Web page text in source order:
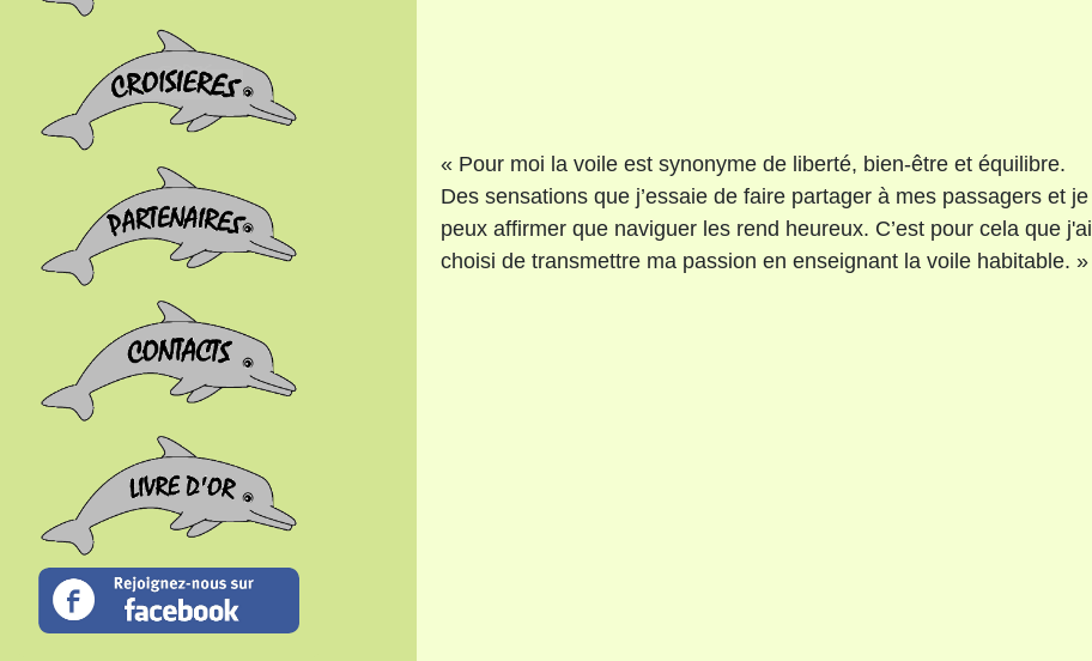
« Pour moi la voile est synonyme de liberté, bien-être et équilibre.
Des sensations que j’essaie de faire partager à mes passagers et je
peux affirmer que naviguer les rend heureux. C’est pour cela que j'ai
choisi de transmettre ma passion en enseignant la voile habitable. »